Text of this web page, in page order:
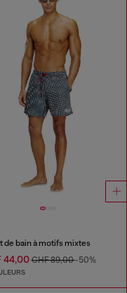
de bain à motifs mixtes
44,00CHF 89,00-50%